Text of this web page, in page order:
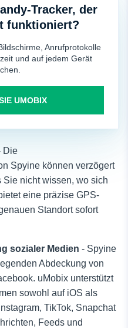
Tracker, der
funktioniert?
Anrufprotokolle
und auf jedem Gerät
UMOBIX
Die
Spyine können verzögert
nicht wissen, wo sich
eine präzise GPS-
Standort sofort
sozialer Medien - Spyine
Abdeckung von
uMobix unterstützt
sowohl auf iOS als
TikTok, Snapchat
Feeds und